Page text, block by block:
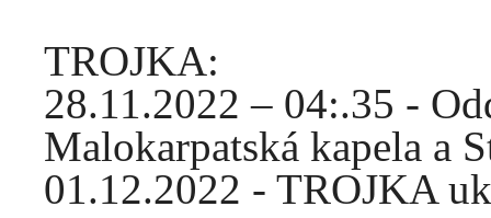
TROJKA:
28.11.2022 – 04:.35 -
Malokarpatská kapela a
01.12.2022 - TROJKA